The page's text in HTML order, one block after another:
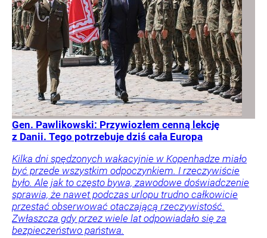
Gen. Pawlikowski: Przywiozłem cenną lekcję
z Danii. Tego potrzebuje dziś cała Europa
Kilka dni spędzonych wakacyjnie w Kopenhadze miało
być przede wszystkim odpoczynkiem. I rzeczywiście
było. Ale jak to często bywa, zawodowe doświadczenie
sprawia, że nawet podczas urlopu trudno całkowicie
przestać obserwować otaczającą rzeczywistość.
Zwłaszcza gdy przez wiele lat odpowiadało się za
bezpieczeństwo państwa.